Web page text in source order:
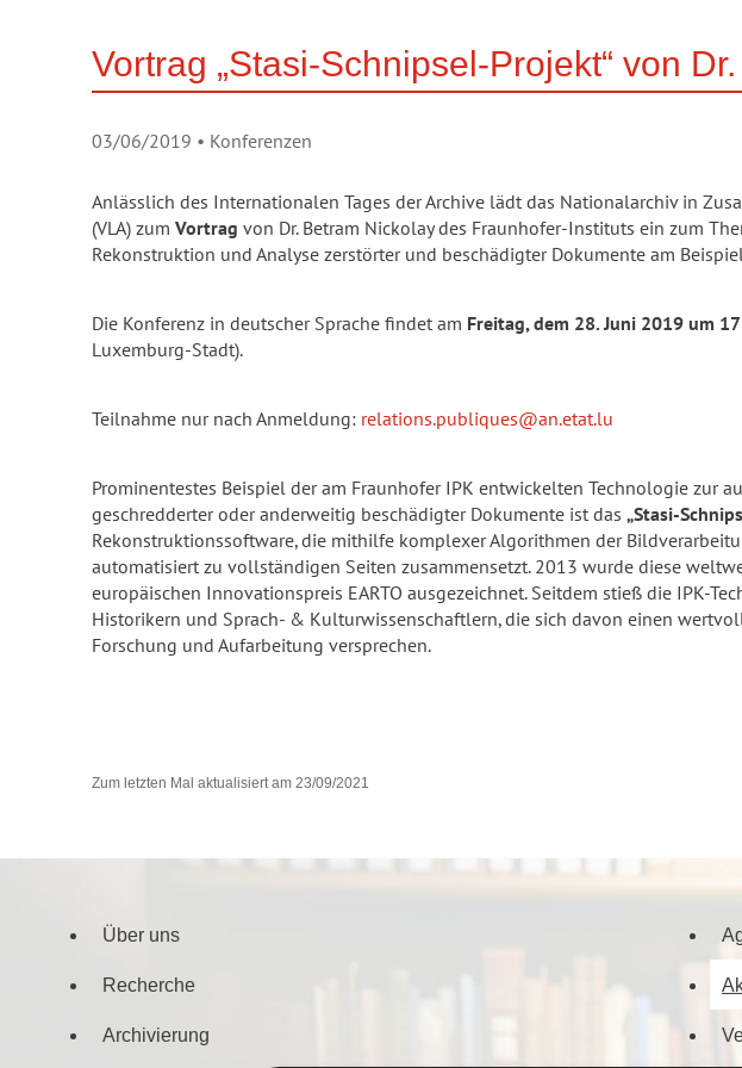
Vortrag „Stasi-Schnipsel-Projekt“ von
03/06/2019 • Konferenzen
Anlässlich des Internationalen Tages der Archive lädt das Nationalarchiv in
(VLA) zum Vortrag von Dr. Betram Nickolay des Fraunhofer-Instituts ein zum
Rekonstruktion und Analyse zerstörter und beschädigter Dokumente am
Die Konferenz in deutscher Sprache findet am Freitag, dem 28. Juni 2019 um
Luxemburg-Stadt).
Teilnahme nur nach Anmeldung: relations.publiques@an.etat.lu
Prominentestes Beispiel der am Fraunhofer IPK entwickelten Technologie zur
geschredderter oder anderweitig beschädigter Dokumente ist das „Stasi-
Rekonstruktionssoftware, die mithilfe komplexer Algorithmen der
automatisiert zu vollständigen Seiten zusammensetzt. 2013 wurde diese
europäischen Innovationspreis EARTO ausgezeichnet. Seitdem stieß die IPK-
Historikern und Sprach- & Kulturwissenschaftlern, die sich davon einen
Forschung und Aufarbeitung versprechen.
Zum letzten Mal aktualisiert am 23/09/2021
Über uns
Recherche
Archivierung